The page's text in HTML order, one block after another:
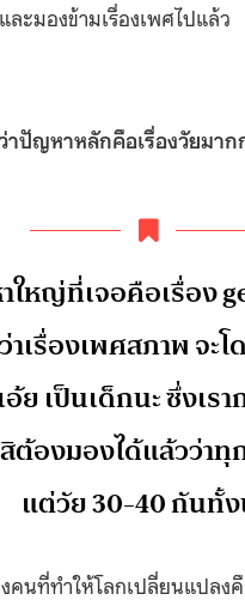
ละมองข้ามเรื่องเพศไปแล้ว
าปัญหาหลักคือเรื่องวัยมาก
หญ่ที่เจอคือเรื่อง
เรื่องเพศสภาพ จะ
ย เป็นเด็กนะ ซึ่งเร
องมองได้แล้วว่าทุ
แต่วัย 30-40 กันทั้
คนที่ทำให้โลกเปลี่ยนแปลง